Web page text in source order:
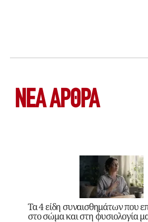
ΝΕΑ ΆΡΘΡΑ
Τα 4 είδη συναισθημάτων που
στο σώμα και στη φυσιολογία